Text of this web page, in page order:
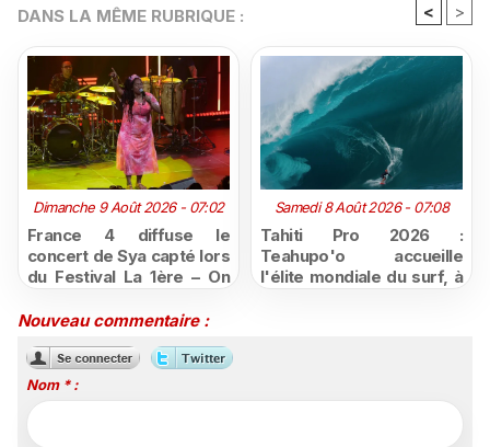
DANS LA MÊME RUBRIQUE : < >
Dimanche 9 Août 2026 - 07:02
France 4 diffuse le
concert de Sya capté lors
du Festival La 1ère – On
Samedi 8 Août 2026 - 07:08
Tahiti Pro 2026 :
Teahupo'o accueille
l'élite mondiale du surf, à
Nouveau commentaire :
Nom * :